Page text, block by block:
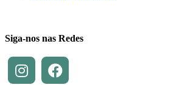
Siga-nos nas Redes